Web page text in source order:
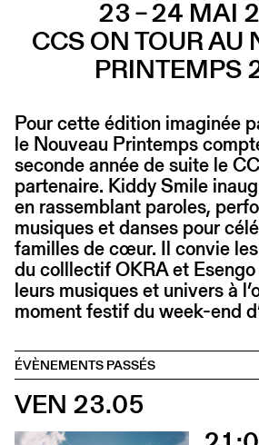
23 – 24 MAI
CCS ON TOUR AU
PRINTEMPS
Pour cette édition imaginée
le Nouveau Printemps
seconde année de suite le
partenaire. Kiddy Smile
en rassemblant paroles,
musiques et danses pour
familles de cœur. Il convie
du colllectif OKRA et
leurs musiques et univers à
moment festif du week-end
ÉVÈNEMENTS PASSÉS
VEN 23.05